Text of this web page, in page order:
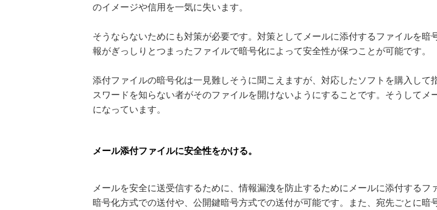
のイメージや信用を一気に失います。
そうならないためにも対策が必要です。対策としてメールに添付するファイルを
報がぎっしりとつまったファイルで暗号化によって安全性が保つことが可能です。
添付ファイルの暗号化は一見難しそうに聞こえますが、対応したソフトを購入し
スワードを知らない者がそのファイルを開けないようにすることです。そうして
になっています。
メール添付ファイルに安全性をかける。
メールを安全に送受信するために、情報漏洩を防止するためにメールに添付する
暗号化方式での送付や、公開鍵暗号方式での送付が可能です。また、宛先ごとに